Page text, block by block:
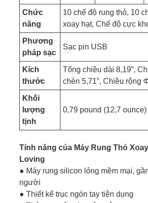
Chức
năng
10 chế độ rung thỏ, 10
xoay hạt, Chế độ cực
Phương
pháp sạc
Sạc pin USB
Kích
thước
Tổng chiều dài 8,19”,
chèn 5,71”, Chiều rộng
Khối
lượng
tịnh
0,79 pound (12,7 ounce)
Tính năng của Máy Rung Thỏ
Loving
● Máy rung silicon lỏng mềm mại,
người
● Thiết kế trục ngón tay tiện dụng